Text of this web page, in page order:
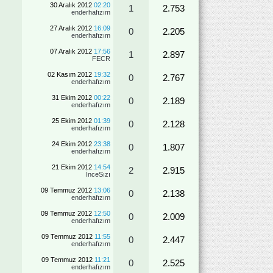
30 Aralık 2012 02:20
enderhafızım
1 2.753
27 Aralık 2012 16:09
enderhafızım
0 2.205
07 Aralık 2012 17:56
FECR
1 2.897
02 Kasım 2012 19:32
enderhafızım
0 2.767
31 Ekim 2012 00:22
enderhafızım
0 2.189
25 Ekim 2012 01:39
enderhafızım
0 2.128
24 Ekim 2012 23:38
enderhafızım
0 1.807
21 Ekim 2012 14:54
İnceSızı
2 2.915
09 Temmuz 2012 13:06
enderhafızım
0 2.138
09 Temmuz 2012 12:50
enderhafızım
0 2.009
09 Temmuz 2012 11:55
enderhafızım
0 2.447
09 Temmuz 2012 11:21
enderhafızım
0 2.525